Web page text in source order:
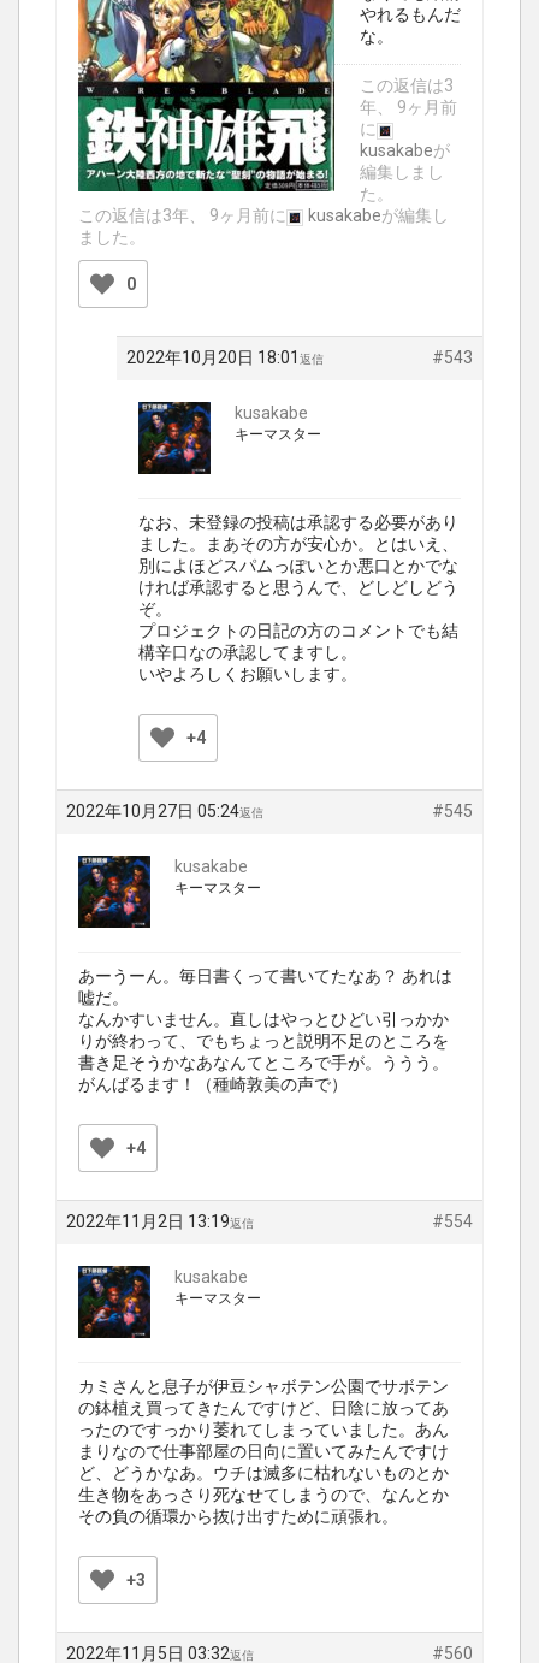
やれるもんだ
な。
この返信は3
年、 9ヶ月前
に
kusakabeが
編集しまし
た。
この返信は3年、 9ヶ月前に
kusakabeが編集し
ました。
0
2022年10月20日 18:01 #543
返信
kusakabe
キーマスター
なお、未登録の投稿は承認する必要があり
ました。まあその方が安心か。とはいえ、
別によほどスパムっぽいとか悪口とかでな
ければ承認すると思うんで、どしどしどう
ぞ。
プロジェクトの日記の方のコメントでも結
構辛口なの承認してますし。
いやよろしくお願いします。
+4
2022年10月27日 05:24 #545
返信
kusakabe
キーマスター
あーうーん。毎日書くって書いてたなあ？ あれは
嘘だ。
なんかすいません。直しはやっとひどい引っかか
りが終わって、でもちょっと説明不足のところを
書き足そうかなあなんてところで手が。ううう。
がんばるます！（種崎敦美の声で）
+4
2022年11月2日 13:19 #554
返信
kusakabe
キーマスター
カミさんと息子が伊豆シャボテン公園でサボテン
の鉢植え買ってきたんですけど、日陰に放ってあ
ったのですっかり萎れてしまっていました。あん
まりなので仕事部屋の日向に置いてみたんですけ
ど、どうかなあ。ウチは滅多に枯れないものとか
生き物をあっさり死なせてしまうので、なんとか
その負の循環から抜け出すために頑張れ。
+3
2022年11月5日 03:32 #560
返信